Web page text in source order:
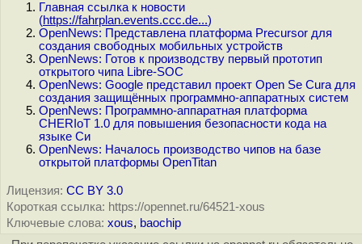
Главная ссылка к новости
(https://fahrplan.events.ccc.de...)
OpenNews: Представлена платформа Precursor для
создания свободных мобильных устройств
OpenNews: Готов к производству первый прототип
открытого чипа Libre-SOC
OpenNews: Google представил проект Open Se Cura для
создания защищённых программно-аппаратных систем
OpenNews: Программно-аппаратная платформа
CHERIoT 1.0 для повышения безопасности кода на
языке Си
OpenNews: Началось производство чипов на базе
открытой платформы OpenTitan
Лицензия: CC BY 3.0
Короткая ссылка: https://opennet.ru/64521-xous
Ключевые слова: xous, baochip